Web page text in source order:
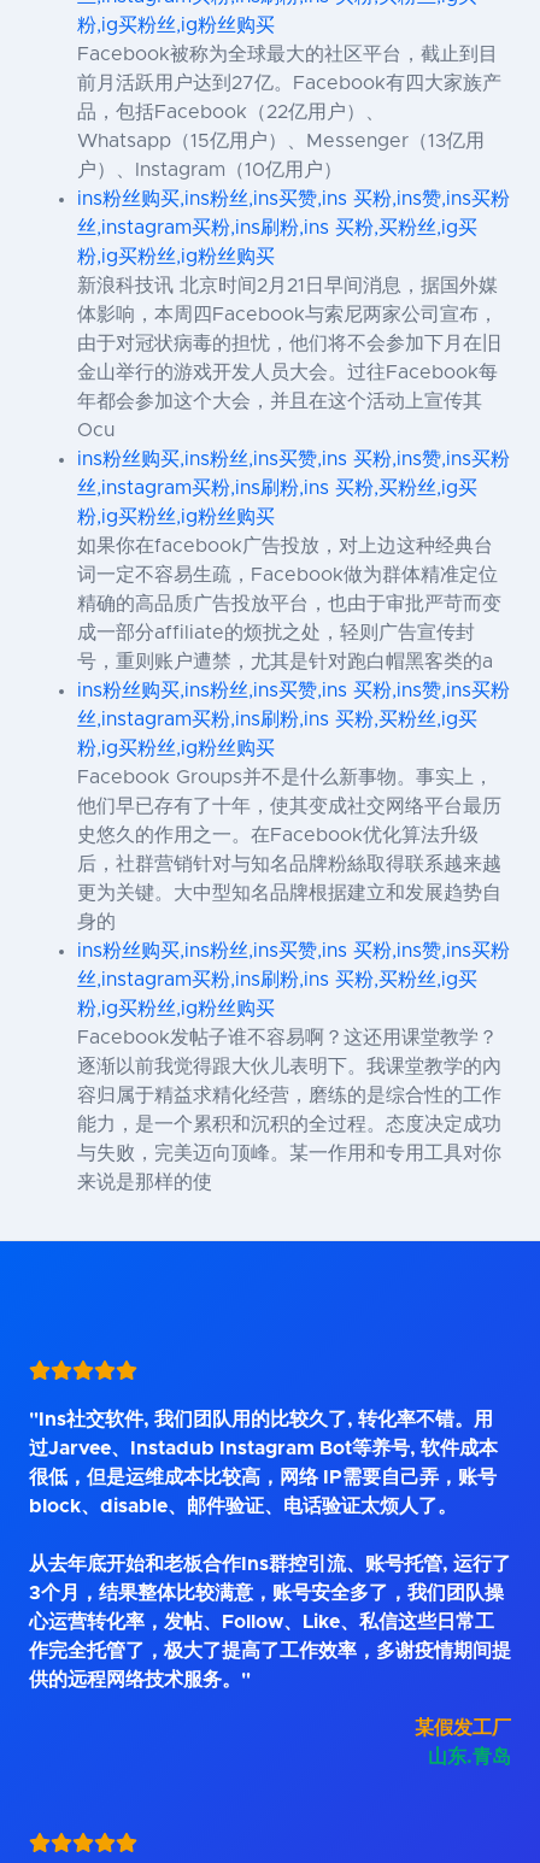
粉,ig买粉丝,ig粉丝购买
Facebook被称为全球最大的社区平台，截止到目
前月活跃用户达到27亿。Facebook有四大家族产
品，包括Facebook（22亿用户）、
Whatsapp（15亿用户）、Messenger（13亿用
户）、Instagram（10亿用户）
ins粉丝购买,ins粉丝,ins买赞,ins 买粉,ins赞,ins买粉
丝,instagram买粉,ins刷粉,ins 买粉,买粉丝,ig买
粉,ig买粉丝,ig粉丝购买
新浪科技讯 北京时间2月21日早间消息，据国外媒
体影响，本周四Facebook与索尼两家公司宣布，
由于对冠状病毒的担忧，他们将不会参加下月在旧
金山举行的游戏开发人员大会。过往Facebook每
年都会参加这个大会，并且在这个活动上宣传其
Ocu
ins粉丝购买,ins粉丝,ins买赞,ins 买粉,ins赞,ins买粉
丝,instagram买粉,ins刷粉,ins 买粉,买粉丝,ig买
粉,ig买粉丝,ig粉丝购买
如果你在facebook广告投放，对上边这种经典台
词一定不容易生疏，Facebook做为群体精准定位
精确的高品质广告投放平台，也由于审批严苛而变
成一部分affiliate的烦扰之处，轻则广告宣传封
号，重则账户遭禁，尤其是针对跑白帽黑客类的a
ins粉丝购买,ins粉丝,ins买赞,ins 买粉,ins赞,ins买粉
丝,instagram买粉,ins刷粉,ins 买粉,买粉丝,ig买
粉,ig买粉丝,ig粉丝购买
Facebook Groups并不是什么新事物。事实上，
他们早已存有了十年，使其变成社交网络平台最历
史悠久的作用之一。在Facebook优化算法升级
后，社群营销针对与知名品牌粉絲取得联系越来越
更为关键。大中型知名品牌根据建立和发展趋势自
身的
ins粉丝购买,ins粉丝,ins买赞,ins 买粉,ins赞,ins买粉
丝,instagram买粉,ins刷粉,ins 买粉,买粉丝,ig买
粉,ig买粉丝,ig粉丝购买
Facebook发帖子谁不容易啊？这还用课堂教学？
逐渐以前我觉得跟大伙儿表明下。我课堂教学的內
容归属于精益求精化经营，磨练的是综合性的工作
能力，是一个累积和沉积的全过程。态度决定成功
与失败，完美迈向顶峰。某一作用和专用工具对你
来说是那样的使
"Ins社交软件, 我们团队用的比较久了, 转化率不错。用
过Jarvee、Instadub Instagram Bot等养号, 软件成本
很低，但是运维成本比较高，网络 IP需要自己弄，账号
block、disable、邮件验证、电话验证太烦人了。
从去年底开始和老板合作Ins群控引流、账号托管, 运行了
3个月，结果整体比较满意，账号安全多了，我们团队操
心运营转化率，发帖、Follow、Like、私信这些日常工
作完全托管了，极大了提高了工作效率，多谢疫情期间提
供的远程网络技术服务。"
某假发工厂
山东.青岛